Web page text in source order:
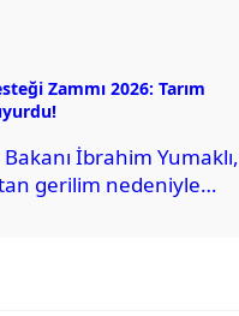
Zammı 2026: Tarım
İbrahim Yumaklı,
gerilim nedeniyle